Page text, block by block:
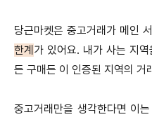
당근마켓은 중고거래가 메인
한계 가 있어요. 내가 사는 지
든 구매든 이 인증된 지역의 거
중고거래만을 생각한다면 이